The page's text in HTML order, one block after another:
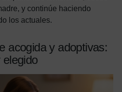
y continúe haciendo
los actuales.
acogida y adoptivas: